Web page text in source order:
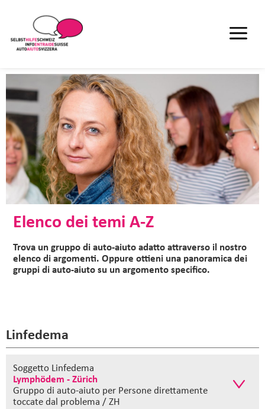
Elenco dei temi A-Z
Trova un gruppo di auto-aiuto adatto attraverso il nostro
elenco di argomenti. Oppure ottieni una panoramica dei
gruppi di auto-aiuto su un argomento specifico.
Linfedema
Soggetto Linfedema
Lymphödem - Zürich
Gruppo di auto-aiuto per Persone direttamente
toccate dal problema / ZH